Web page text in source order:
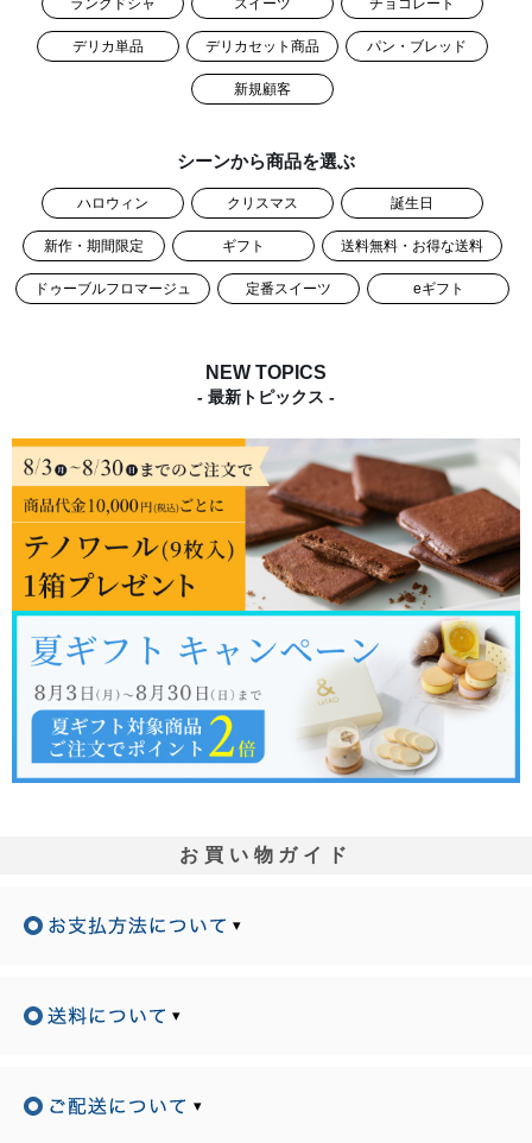
ラングドシャ スイーツ チョコレート
デリカ単品 デリカセット商品 パン・ブレッド
新規顧客
シーンから商品を選ぶ
ハロウィン クリスマス 誕生日
新作・期間限定 ギフト 送料無料・お得な送料
ドゥーブルフロマージュ 定番スイーツ eギフト
NEW TOPICS
- 最新トピックス -
お買い物ガイド
▾
▾
▾